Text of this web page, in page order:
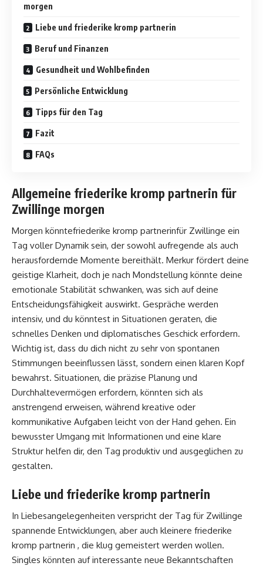
morgen
Liebe und friederike kromp partnerin
Beruf und Finanzen
Gesundheit und Wohlbefinden
Persönliche Entwicklung
Tipps für den Tag
Fazit
FAQs
Allgemeine friederike kromp partnerin für
Zwillinge morgen
Morgen könntefriederike kromp partnerinfür Zwillinge ein
Tag voller Dynamik sein, der sowohl aufregende als auch
herausfordernde Momente bereithält. Merkur fördert deine
geistige Klarheit, doch je nach Mondstellung könnte deine
emotionale Stabilität schwanken, was sich auf deine
Entscheidungsfähigkeit auswirkt. Gespräche werden
intensiv, und du könntest in Situationen geraten, die
schnelles Denken und diplomatisches Geschick erfordern.
Wichtig ist, dass du dich nicht zu sehr von spontanen
Stimmungen beeinflussen lässt, sondern einen klaren Kopf
bewahrst. Situationen, die präzise Planung und
Durchhaltevermögen erfordern, könnten sich als
anstrengend erweisen, während kreative oder
kommunikative Aufgaben leicht von der Hand gehen. Ein
bewusster Umgang mit Informationen und eine klare
Struktur helfen dir, den Tag produktiv und ausgeglichen zu
gestalten.
Liebe und friederike kromp partnerin
In Liebesangelegenheiten verspricht der Tag für Zwillinge
spannende Entwicklungen, aber auch kleinere friederike
kromp partnerin , die klug gemeistert werden wollen.
Singles könnten auf interessante neue Bekanntschaften